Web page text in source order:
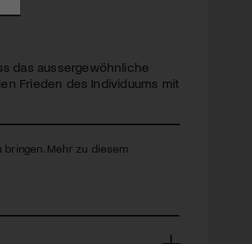
das aussergewöhnliche
Frieden des Individuums mit
bringen. Mehr zu diesem